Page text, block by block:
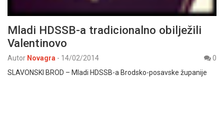
Mladi HDSSB-a tradicionalno obilježili
Valentinovo
Autor Novagra - 14/02/2014
0
SLAVONSKI BROD – Mladi HDSSB-a Brodsko-posavske županije